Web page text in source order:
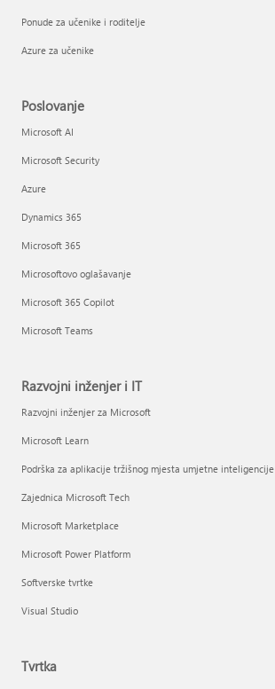
Ponude za učenike i roditelje
Azure za učenike
Poslovanje
Microsoft AI
Microsoft Security
Azure
Dynamics 365
Microsoft 365
Microsoftovo oglašavanje
Microsoft 365 Copilot
Microsoft Teams
Razvojni inženjer i IT
Razvojni inženjer za Microsoft
Microsoft Learn
Podrška za aplikacije tržišnog mjesta umjetne inteligencije
Zajednica Microsoft Tech
Microsoft Marketplace
Microsoft Power Platform
Softverske tvrtke
Visual Studio
Tvrtka